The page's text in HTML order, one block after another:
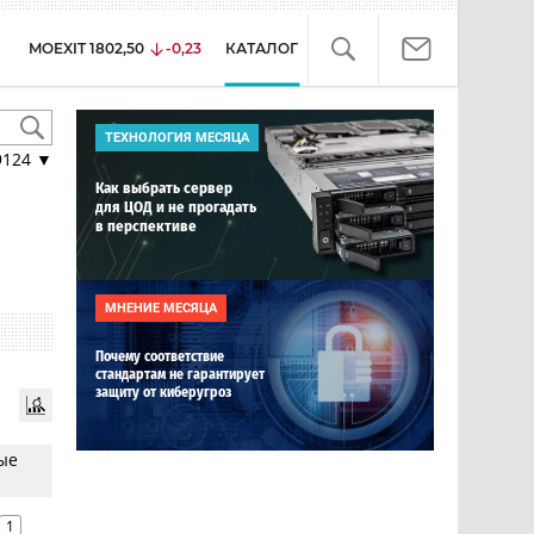
MOEXIT 1802,50 -0,23 КАТАЛОГ
▼
1
ТЕХНОЛОГИЯ МЕСЯЦА
Как выбрать сервер
для ЦОД и не прогадать
в перспективе
МНЕНИЕ МЕСЯЦА
Почему соответствие
стандартам не гарантирует
защиту от киберугроз